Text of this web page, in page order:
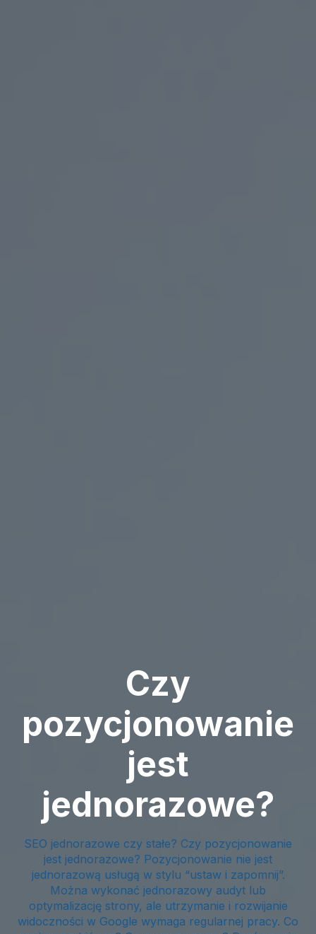
Czy
pozycjonowanie
jest
jednorazowe?
SEO jednorazowe czy stałe? Czy pozycjonowanie
jest jednorazowe? Pozycjonowanie nie jest
jednorazową usługą w stylu “ustaw i zapomnij”.
Można wykonać jednorazowy audyt lub
optymalizację strony, ale utrzymanie i rozwijanie
widoczności w Google wymaga regularnej pracy. Co